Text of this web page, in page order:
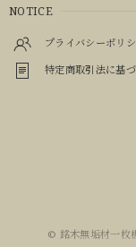
NOTICE
プライバシーポリ
特定商取引法に基
© 銘木無垢材一枚